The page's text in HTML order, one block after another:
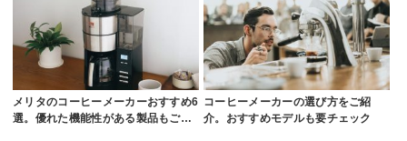
メリタのコーヒーメーカーおすすめ6
選。優れた機能性がある製品もご…
コーヒーメーカーの選び方をご紹
介。おすすめモデルも要チェック